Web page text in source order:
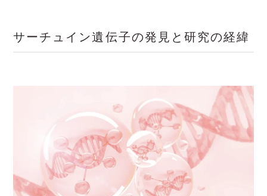
サーチュイン遺伝子の発見と研究の経緯